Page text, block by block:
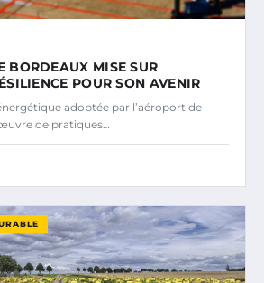
BORDEAUX MISE SUR
POUR SON AVENIR
adoptée par l’aéroport de
de pratiques…